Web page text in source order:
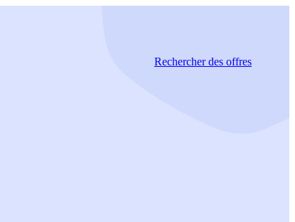
Rechercherdes offres